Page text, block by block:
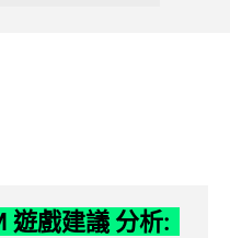
遊戲建議 分析: